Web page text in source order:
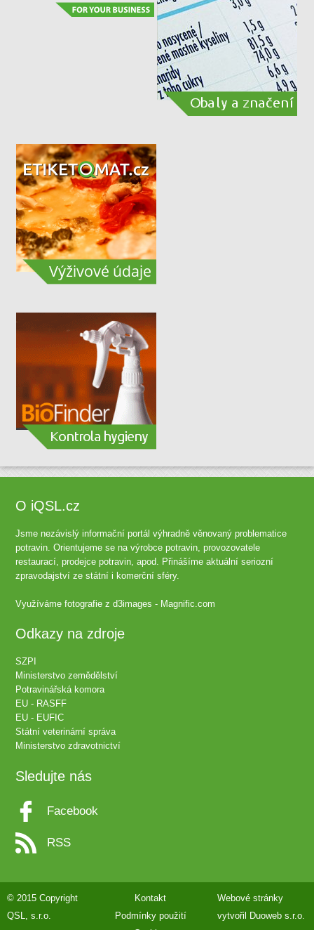
O iQSL.cz
Jsme nezávislý informační portál výhradně věnovaný problematice
potravin. Orientujeme se na výrobce potravin, provozovatele
restaurací, prodejce potravin, apod. Přinášíme aktuální seriozní
zpravodajství ze státní i komerční sféry.
Využíváme fotografie zd3images - Magnific.com
Odkazy na zdroje
SZPI
Ministerstvo zemědělství
Potravinářská komora
EU - RASFF
EU - EUFIC
Státní veterinární správa
Ministerstvo zdravotnictví
Sledujte nás
Facebook
RSS
© 2015 Copyright
QSL, s.r.o.
Kontakt
Podmínky použití
Webové stránky
vytvořil
Duoweb s.r.o.